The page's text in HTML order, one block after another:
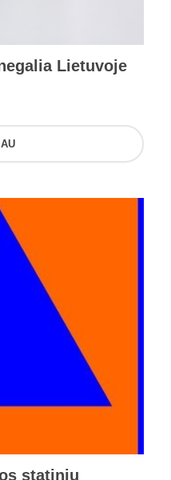
Lietuvoje
statinių